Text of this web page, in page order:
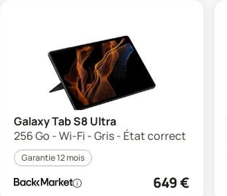
Galaxy Tab S8 Ultra
256 Go - Wi-Fi - Gris - État correct
Garantie 12 mois
649€